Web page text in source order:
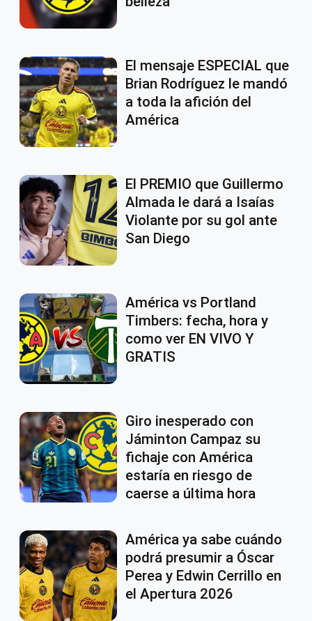
El mensaje ESPECIAL que
Brian Rodríguez le mandó
a toda la afición del
América
El PREMIO que Guillermo
Almada le dará a Isaías
Violante por su gol ante
San Diego
América vs Portland
Timbers: fecha, hora y
como ver EN VIVO Y
GRATIS
Giro inesperado con
Jáminton Campaz su
fichaje con América
estaría en riesgo de
caerse a última hora
América ya sabe cuándo
podrá presumir a Óscar
Perea y Edwin Cerrillo en
el Apertura 2026